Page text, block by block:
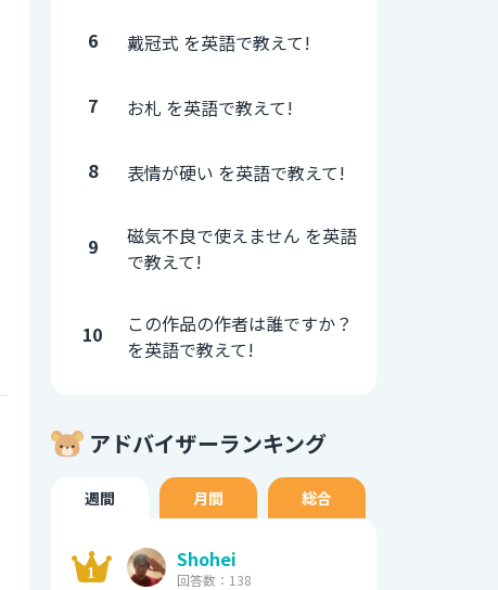
6 戴冠式 を英語で教えて!
7 お札 を英語で教えて!
8 表情が硬い を英語で教えて!
9
磁気不良で使えません を英語
で教えて!
10
この作品の作者は誰ですか？
を英語で教えて!
アドバイザーランキング
週間 月間 総合
Shohei
回答数：138